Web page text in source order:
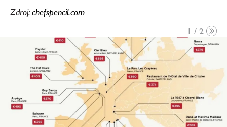
Zdroj:chefspencil.com
1 / 2